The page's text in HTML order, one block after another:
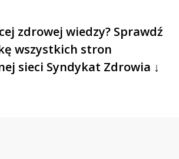
zdrowej wiedzy? Sprawdź
wszystkich stron
sieci Syndykat Zdrowia ↓